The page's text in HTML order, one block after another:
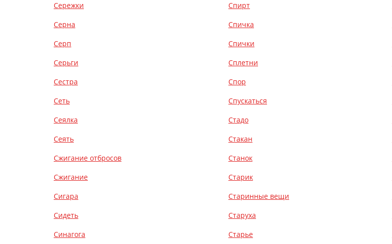
Сережки
Спирт
Серна
Спичка
Серп
Спички
Серьги
Сплетни
Сестра
Спор
Сеть
Спускаться
Сеялка
Стадо
Сеять
Стакан
Сжигание отбросов
Станок
Сжигание
Старик
Сигара
Старинные вещи
Сидеть
Старуха
Синагога
Старье